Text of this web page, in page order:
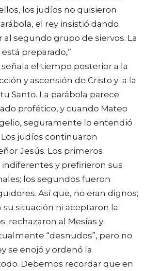
los judíos no quisieron
el rey insistió dando
al segundo grupo de siervos. La
preparado,”
el tiempo posterior a la
y ascensión de Cristo y a la
Santo. La parábola parece
profético, y cuando Mateo
seguramente lo entendió
judíos continuaron
Jesús. Los primeros
y prefirieron sus
los segundos fueron
Así que, no eran dignos;
situación ni aceptaron la
rechazaron al Mesías y
“desnudos”, pero no
se enojó y ordenó la
Debemos recordar que en